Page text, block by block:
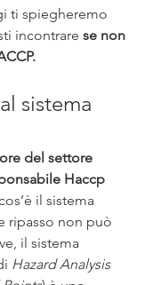
incontrare se non
sistema
del settore
Haccp
il sistema
ripasso non può
il sistema
Hazard Analysis